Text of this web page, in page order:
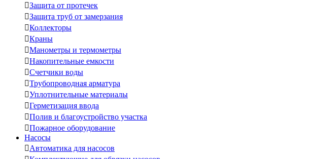
Защита от протечек
Защита труб от замерзания
Коллекторы
Краны
Манометры и термометры
Накопительные емкости
Счетчики воды
Трубопроводная арматура
Уплотнительные материалы
Герметизация ввода
Полив и благоустройство участка
Пожарное оборудование
Насосы
Автоматика для насосов